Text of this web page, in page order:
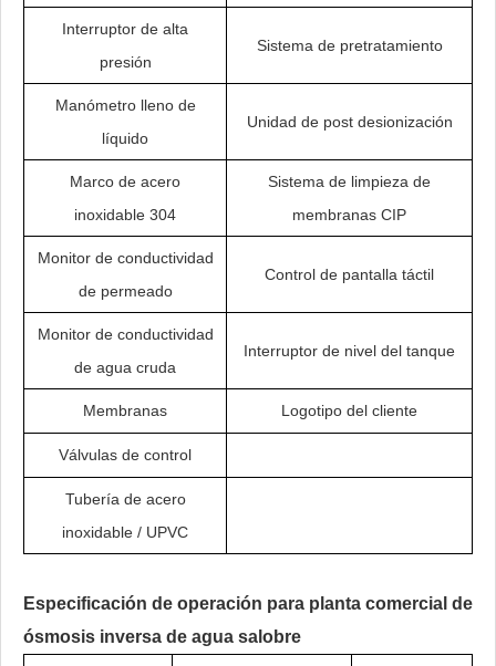
Interruptor de alta
presión
Sistema de pretratamiento
Manómetro lleno de
líquido
Unidad de post desionización
Marco de acero
inoxidable 304
Sistema de limpieza de
membranas CIP
Monitor de conductividad
de permeado
Control de pantalla táctil
Monitor de conductividad
de agua cruda
Interruptor de nivel del tanque
Membranas Logotipo del cliente
Válvulas de control
Tubería de acero
inoxidable / UPVC
Especificación de operación para planta comercial de
ósmosis inversa de agua salobre